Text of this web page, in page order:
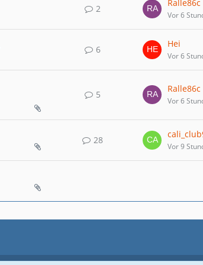
2
Ralle86c
Vor 6
6
Hei
Vor 6
5
Ralle86c
Vor 6
28
Vor 9